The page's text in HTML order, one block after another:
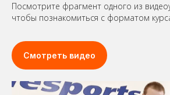
Посмотрите фрагмент одного из
чтобы познакомиться с форматом
Смотреть видео